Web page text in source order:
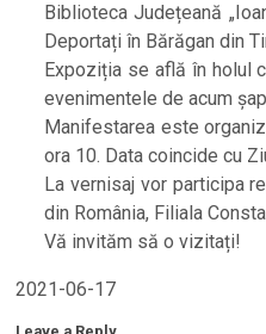
Biblioteca Județeană
Deportați în Bărăgan din
Expoziția se află în holul
evenimentele de acum
Manifestarea este
ora 10. Data coincide cu
La vernisaj vor participa
din România, Filiala
Vă invităm să o vizitați!
2021-06-17